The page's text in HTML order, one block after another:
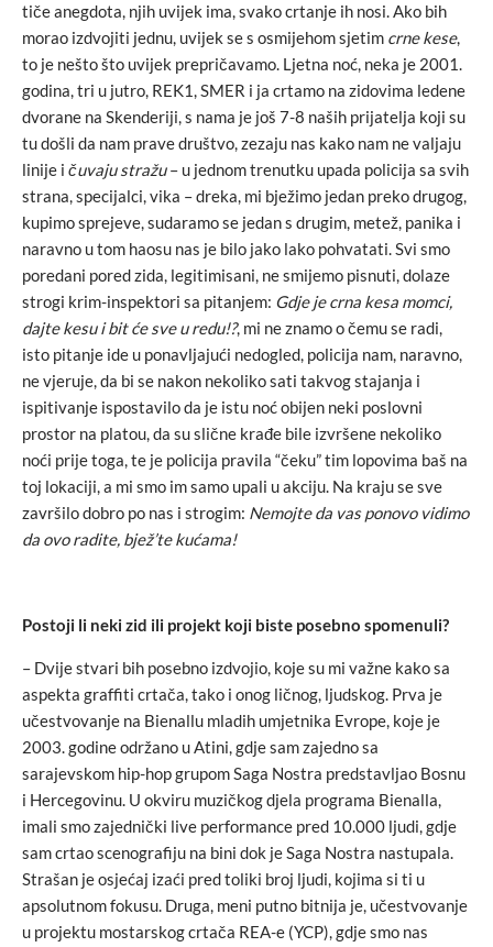
tiče anegdota, njih uvijek ima, svako crtanje ih nosi. Ako bih
morao izdvojiti jednu, uvijek se s osmijehom sjetim crne kese,
to je nešto što uvijek prepričavamo. Ljetna noć, neka je 2001.
godina, tri u jutro, REK1, SMER i ja crtamo na zidovima ledene
dvorane na Skenderiji, s nama je još 7-8 naših prijatelja koji su
tu došli da nam prave društvo, zezaju nas kako nam ne valjaju
linije i čuvaju stražu– u jednom trenutku upada policija sa svih
strana, specijalci, vika – dreka, mi bježimo jedan preko drugog,
kupimo sprejeve, sudaramo se jedan s drugim, metež, panika i
naravno u tom haosu nas je bilo jako lako pohvatati. Svi smo
poredani pored zida, legitimisani, ne smijemo pisnuti, dolaze
strogi krim-inspektori sa pitanjem: Gdje je crna kesa momci,
dajte kesu i bit će sve u redu!?, mi ne znamo o čemu se radi,
isto pitanje ide u ponavljajući nedogled, policija nam, naravno,
ne vjeruje, da bi se nakon nekoliko sati takvog stajanja i
ispitivanje ispostavilo da je istu noć obijen neki poslovni
prostor na platou, da su slične krađe bile izvršene nekoliko
noći prije toga, te je policija pravila “čeku” tim lopovima baš na
toj lokaciji, a mi smo im samo upali u akciju. Na kraju se sve
završilo dobro po nas i strogim: Nemojte da vas ponovo vidimo
da ovo radite, bjež’te kućama!
Postoji li neki zid ili projekt koji biste posebno spomenuli?
– Dvije stvari bih posebno izdvojio, koje su mi važne kako sa
aspekta graffiti crtača, tako i onog ličnog, ljudskog. Prva je
učestvovanje na Bienallu mladih umjetnika Evrope, koje je
2003. godine održano u Atini, gdje sam zajedno sa
sarajevskom hip-hop grupom Saga Nostra predstavljao Bosnu
i Hercegovinu. U okviru muzičkog djela programa Bienalla,
imali smo zajednički live performance pred 10.000 ljudi, gdje
sam crtao scenografiju na bini dok je Saga Nostra nastupala.
Strašan je osjećaj izaći pred toliki broj ljudi, kojima si ti u
apsolutnom fokusu. Druga, meni putno bitnija je, učestvovanje
u projektu mostarskog crtača REA-e (YCP), gdje smo nas